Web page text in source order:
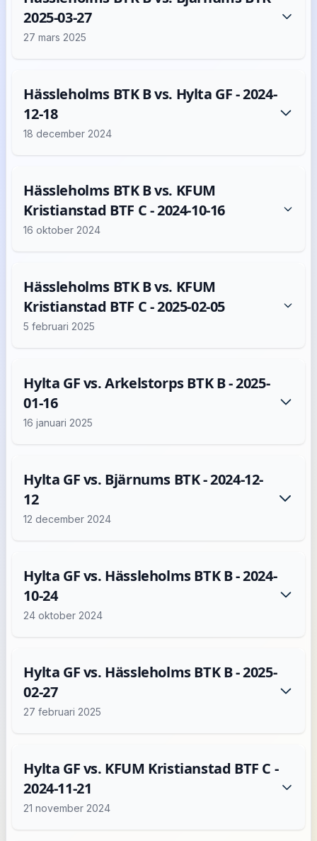
2025-03-27
27 mars 2025
Hässleholms BTK B vs. Hylta GF - 2024-
12-18
18 december 2024
Hässleholms BTK B vs. KFUM
Kristianstad BTF C - 2024-10-16
16 oktober 2024
Hässleholms BTK B vs. KFUM
Kristianstad BTF C - 2025-02-05
5 februari 2025
Hylta GF vs. Arkelstorps BTK B - 2025-
01-16
16 januari 2025
Hylta GF vs. Bjärnums BTK - 2024-12-
12
12 december 2024
Hylta GF vs. Hässleholms BTK B - 2024-
10-24
24 oktober 2024
Hylta GF vs. Hässleholms BTK B - 2025-
02-27
27 februari 2025
Hylta GF vs. KFUM Kristianstad BTF C -
2024-11-21
21 november 2024